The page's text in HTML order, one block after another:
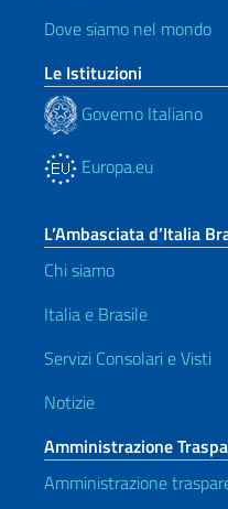
Dove siamo nel mondo
Le Istituzioni
Governo Italiano
Europa.eu
L’Ambasciata d’Italia
Chi siamo
Italia e Brasile
Servizi Consolari e Visti
Notizie
Amministrazione
Amministrazione